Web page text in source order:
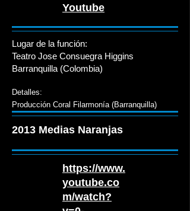
Youtube
Lugar de la función:
Teatro Jose Consuegra Higgins
Barranquilla (Colombia)
Detalles:
Producción Coral Filarmonía (Barranquilla)
2013 Medias Naranjas
https://www.
youtube.co
m/watch?